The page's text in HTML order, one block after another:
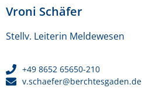
Vroni Schäfer
Stellv. Leiterin Meldewesen
+49 8652 65650-210
v.schaefer@berchtesgaden.de